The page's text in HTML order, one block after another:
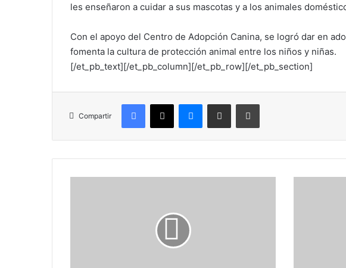
les enseñaron a cuidar a sus mascotas y a los animales
Con el apoyo del Centro de Adopción Canina, se logró dar en
fomenta la cultura de protección animal entre los niños y niñas.
[/et_pb_text][/et_pb_column][/et_pb_row][/et_pb_section]
Compartir
Facebook
X MessengerCompartir por correo electrónicoImprimir